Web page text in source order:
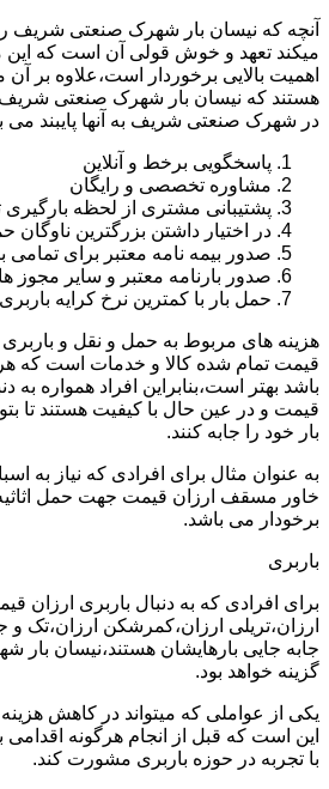
آنچه که نیسان بار شهرک صنعتی شریف را
میکند تعهد و خوش قولی آن است که این
اهمیت بالایی برخوردار است،علاوه بر آن
هستند که نیسان بار شهرک صنعتی شریف
در شهرک صنعتی شریف به آنها پایبند می
پاسخگویی برخط و آنلاین
مشاوره تخصصی و رایگان
پشتیبانی مشتری از لحظه بارگیری تا
در اختیار داشتن بزرگترین
صدور بیمه نامه معتبر برای تمامی
صدور بارنامه معتبر و سایر مجوز
حمل بار با کمترین نرخ کرایه باربری
هزینه های مربوط به حمل و نقل و باربری
قیمت تمام شده کالا و خدمات است که هر
باشد بهتر است،بنابراین افراد همواره به
قیمت و در عین حال با کیفیت هستند تا
بار خود را جابه کنند.
به عنوان مثال برای افرادی که نیاز به
خاور مسقف ارزان قیمت جهت حمل اثاثیه
برخودار می باشد.
باربری
برای افرادی که به دنبال باربری ارزان
ارزان،تریلی ارزان،کمرشکن ارزان،تک
جابه جایی بارهایشان هستند،نیسان
گزینه خواهد بود.
یکی از عواملی که میتواند در کاهش
این است که قبل از انجام هرگونه
با تجربه در حوزه باربری مشورت کند.